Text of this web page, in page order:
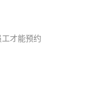
才能预约